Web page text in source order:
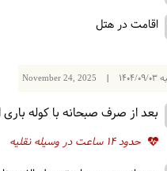
اقامت در هتل
November 24, 2025 | 1404/09/03
بعد از صرف صبحانه با کوله
حدود 14 ساعت در وسیله نقلیه